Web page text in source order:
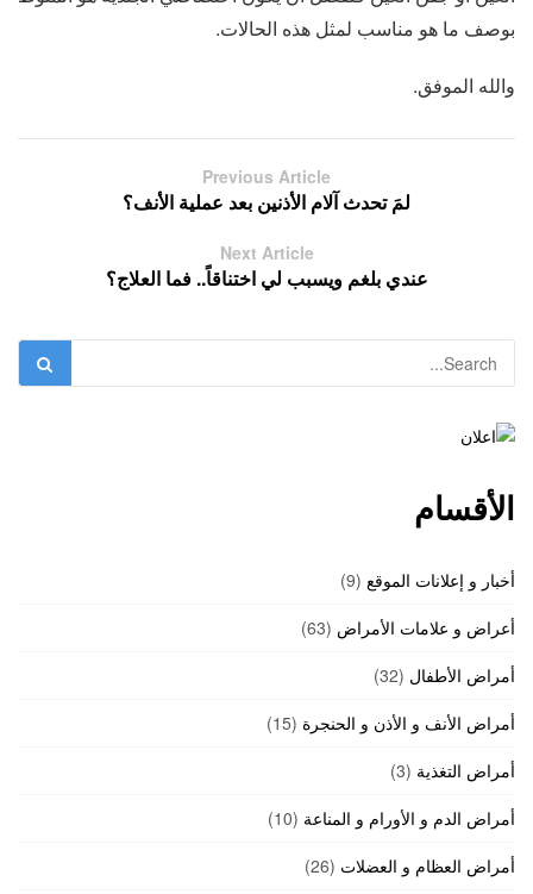
بوصف ما هو مناسب لمثل هذه الحالات.
والله الموفق.
Previous Article
لمَ تحدث آلام الأذنين بعد عملية الأنف؟
Next Article
عندي بلغم ويسبب لي اختناقاً.. فما العلاج؟
الأقسام
أخبار و إعلانات الموقع (9)
أعراض و علامات الأمراض (63)
أمراض الأطفال (32)
أمراض الأنف و الأذن و الحنجرة (15)
أمراض التغذية (3)
أمراض الدم و الأورام و المناعة (10)
أمراض العظام و العضلات (26)